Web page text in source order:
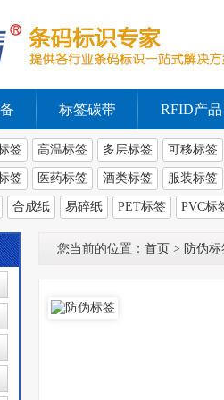
标签碳带 RFID产品
签 高温标签 多层标签 可移标签
签 医药标签 酒类标签 服装标签
合成纸 易碎纸 PET标签 PVC标
您当前的位置： 首页 > 防伪标